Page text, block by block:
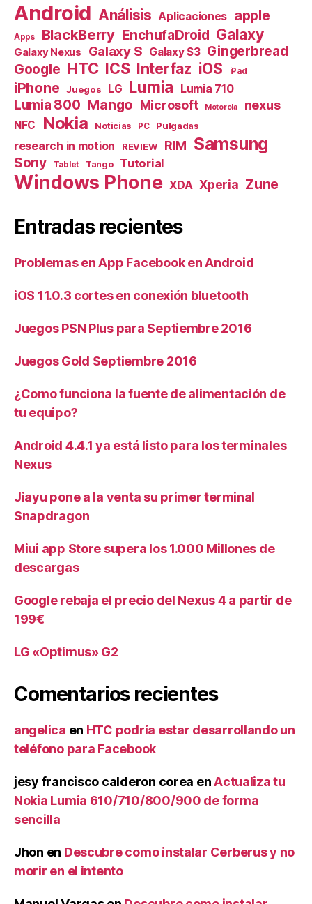
Android Análisis Aplicaciones apple
Apps BlackBerry EnchufaDroid Galaxy
Galaxy Nexus Galaxy S Galaxy S3 Gingerbread
Google HTC ICS Interfaz iOS iPad
iPhone Juegos LG Lumia Lumia 710
Lumia 800 Mango Microsoft Motorola nexus
NFC Nokia Noticias PC Pulgadas
research in motion REVIEW RIM Samsung
Sony Tablet Tango Tutorial
Windows Phone XDA Xperia Zune
Entradas recientes
Problemas en App Facebook en Android
iOS 11.0.3 cortes en conexión bluetooth
Juegos PSN Plus para Septiembre 2016
Juegos Gold Septiembre 2016
¿Como funciona la fuente de alimentación de
tu equipo?
Android 4.4.1 ya está listo para los terminales
Nexus
Jiayu pone a la venta su primer terminal
Snapdragon
Miui app Store supera los 1.000 Millones de
descargas
Google rebaja el precio del Nexus 4 a partir de
199€
LG «Optimus» G2
Comentarios recientes
angelica en HTC podría estar desarrollando un
teléfono para Facebook
jesy francisco calderon corea enActualiza tu
Nokia Lumia 610/710/800/900 de forma
sencilla
Jhon en Descubre como instalar Cerberus y no
morir en el intento